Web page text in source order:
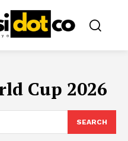
Cup 2026
SEARCH